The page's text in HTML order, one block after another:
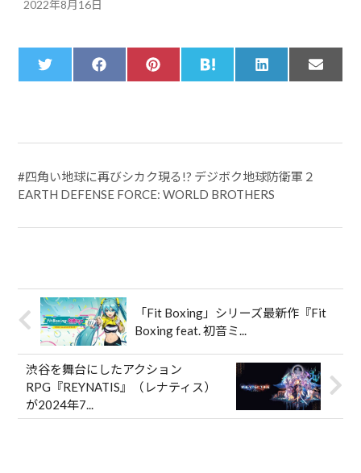
2022年8月16日
Share
on
w
r
Share
on
F
a
o
Share
on
P
i
e
Share
on
H
a
Share
on
L
i
I
Share
on
E
m
#四角い地球に再びシカク現る!? デジボク地球防衛軍２
EARTH DEFENSE FORCE: WORLD BROTHERS
「Fit Boxing」シリーズ最新作『Fit
Boxing feat. 初音ミ...
渋谷を舞台にしたアクション
RPG『REYNATIS』（レナティス）
が2024年7...